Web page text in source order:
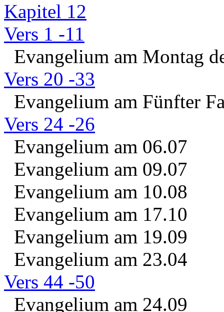
Kapitel 12
Vers 1 -11
Evangelium am Montag
Vers 20 -33
Evangelium am Fünfter
Vers 24 -26
Evangelium am 06.07
Evangelium am 09.07
Evangelium am 10.08
Evangelium am 17.10
Evangelium am 19.09
Evangelium am 23.04
Vers 44 -50
Evangelium am 24.09